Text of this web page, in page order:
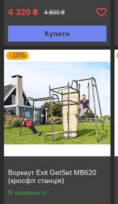
4 320 ₴ 4 800 ₴
Купити
–10%
Воркаут Exit GetSet MB620
(кросфіт станція)
В наявності